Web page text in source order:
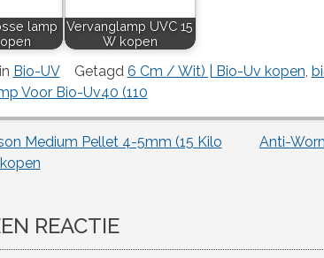
lamp
Vervanglamp UVC 15
W kopen
Bio-UV Getagd 6 Cm / Wit) | Bio-Uv kopen,
Voor Bio-Uv40 (110
Medium Pellet 4-5mm (15 Kilo
Anti-
REACTIE